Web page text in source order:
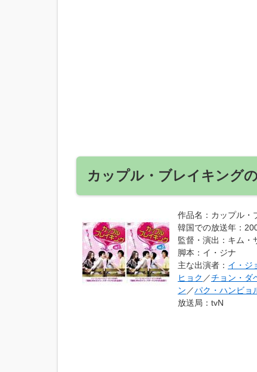
カップル・ブレイキング
作品名 ：カップル
韓国での放送年 ：
監督・演出 ：キム・
脚本 ：イ・ジナ
主な出演者 ： イ・ジ
ヒョク ／チョン・ダ
ン ／パク・ハンビョ
放送局 ：tvN